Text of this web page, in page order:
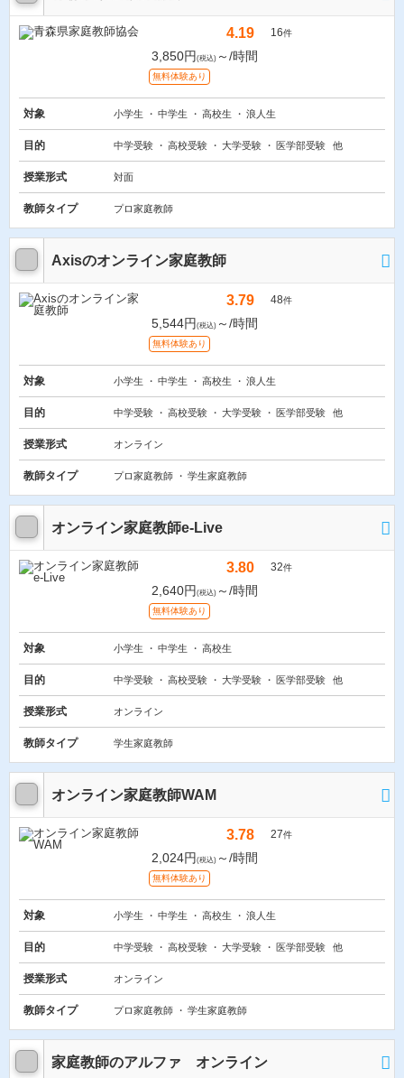
4.19 16件
3,850円 (税込) ～/時間
無料体験あり
対象 小学生 中学生 高校生 浪人生
目的 中学受験 高校受験 大学受験 医学部受験 他
授業形式 対面
教師タイプ プロ家庭教師
Axisのオンライン家庭教師
3.79 48件
5,544円 (税込) ～/時間
無料体験あり
対象 小学生 中学生 高校生 浪人生
目的 中学受験 高校受験 大学受験 医学部受験 他
授業形式 オンライン
教師タイプ プロ家庭教師 学生家庭教師
オンライン家庭教師e-Live
3.80 32件
2,640円 (税込) ～/時間
無料体験あり
対象 小学生 中学生 高校生
目的 中学受験 高校受験 大学受験 医学部受験 他
授業形式 オンライン
教師タイプ 学生家庭教師
オンライン家庭教師WAM
3.78 27件
2,024円 (税込) ～/時間
無料体験あり
対象 小学生 中学生 高校生 浪人生
目的 中学受験 高校受験 大学受験 医学部受験 他
授業形式 オンライン
教師タイプ プロ家庭教師 学生家庭教師
家庭教師のアルファ オンライン